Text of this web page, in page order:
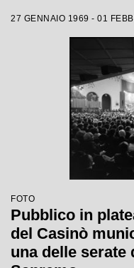
27 GENNAIO 1969 - 01
FOTO
Pubblico in
del Casinò
una delle serate